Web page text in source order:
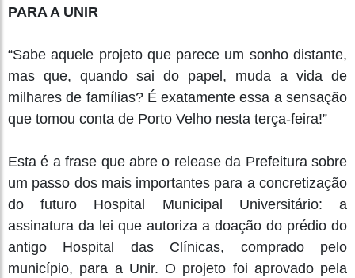
PARA A UNIR
“Sabe aquele projeto que parece um sonho distante,
mas que, quando sai do papel, muda a vida de
milhares de famílias? É exatamente essa a sensação
que tomou conta de Porto Velho nesta terça-feira!”
Esta é a frase que abre o release da Prefeitura sobre
um passo dos mais importantes para a concretização
do futuro Hospital Municipal Universitário: a
assinatura da lei que autoriza a doação do prédio do
antigo Hospital das Clínicas, comprado pelo
município, para a Unir. O projeto foi aprovado pela